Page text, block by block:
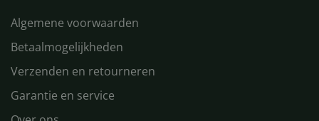
Algemene voorwaarden
Betaalmogelijkheden
Verzenden en retourneren
Garantie en service